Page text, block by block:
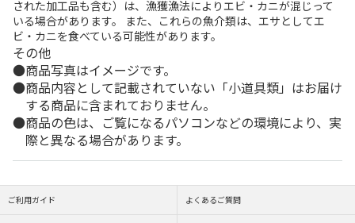
された加工品も含む）は、漁獲漁法によりエビ・カニが混じって
いる場合があります。 また、これらの魚介類は、エサとしてエ
ビ・カニを食べている可能性があります。
その他
商品写真はイメージです。
商品内容として記載されていない「小道具類」はお届け
する商品に含まれておりません。
商品の色は、ご覧になるパソコンなどの環境により、実
際と異なる場合があります。
ご利用ガイド よくあるご質問